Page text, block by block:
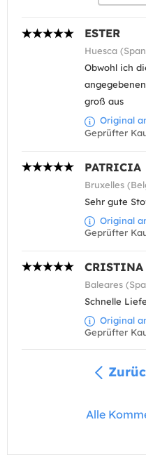
ESTER
Huesca
Obwohl ich
groß aus
Original
Geprüfter
PATRICIA
Bruxelles
Sehr gute
Original
Geprüfter
CRISTINA
Baleares
Schnelle
Original
Geprüfter
Alle